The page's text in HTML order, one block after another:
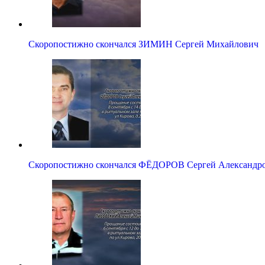
Скоропостижно скончался ЗИМИН Сергей Михайлович
Скоропостижно скончался ФЁДОРОВ Сергей